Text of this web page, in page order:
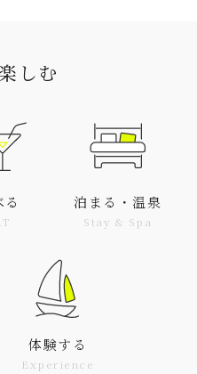
しむ
泊まる・温泉
Stay & Spa
体験する
Experience